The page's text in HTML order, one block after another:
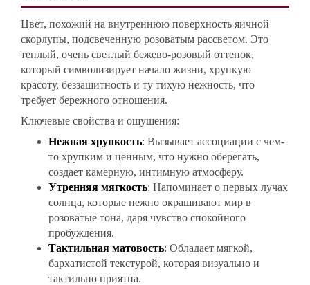
Цвет, похожий на внутреннюю поверхность яичной
скорлупы, подсвеченную розоватым рассветом. Это
теплый, очень светлый бежево-розовый оттенок,
который символизирует начало жизни, хрупкую
красоту, беззащитность и ту тихую нежность, что
требует бережного отношения.
Ключевые свойства и ощущения:
Нежная хрупкость: Вызывает ассоциации с чем-
то хрупким и ценным, что нужно оберегать,
создает камерную, интимную атмосферу.
Утренняя мягкость: Напоминает о первых лучах
солнца, которые нежно окрашивают мир в
розоватые тона, даря чувство спокойного
пробуждения.
Тактильная матовость: Обладает мягкой,
бархатистой текстурой, которая визуально и
тактильно приятна.